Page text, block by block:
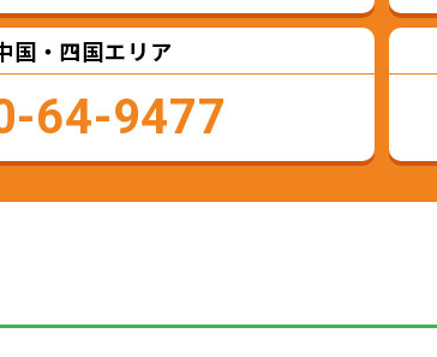
国・四国エリア
64-9477